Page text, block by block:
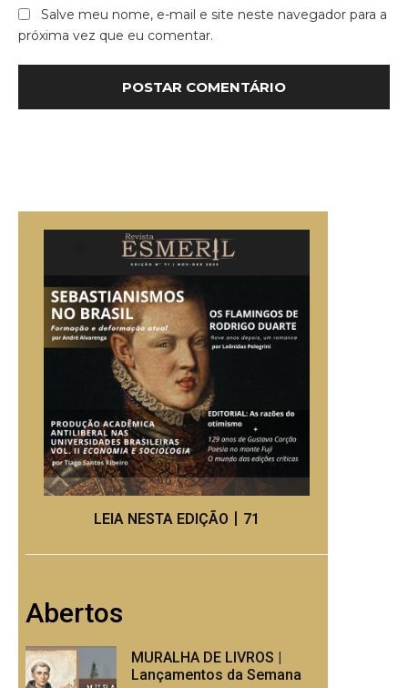
Salve meu nome, e-mail e site neste navegador para a
próxima vez que eu comentar.
LEIA NESTA EDIÇÃO丨71
Abertos
MURALHA DE LIVROS |
Lançamentos da Semana